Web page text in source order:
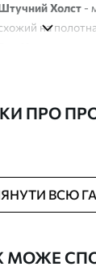
Холст -
на
додати
ПРО
ВСЮ
МОЖЕ